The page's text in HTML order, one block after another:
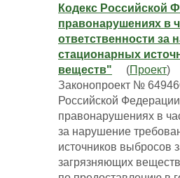
Кодекс Российской
правонарушениях в
ответственности
стационарных
веществ" (Проект)
Законопроект №
Российской
правонарушениях в
за нарушение
источников выбросов
загрязняющих